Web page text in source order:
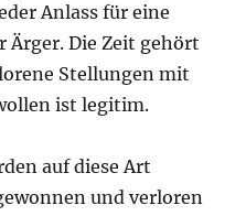
Anlass für eine
Ärger. Die Zeit gehört
Stellungen mit
ist legitim.
auf diese Art
und verloren